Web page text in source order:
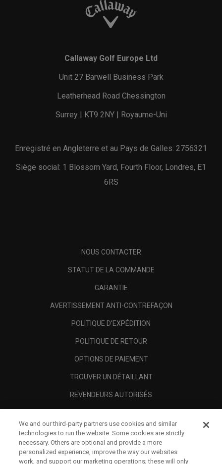
Callaway Golf Europe Ltd
Unit 27 Barwell Business Park
Leatherhead Road Chessington
Surrey | KT9 2NY | Royaume-Uni
Enregistré en Angleterre et au Pays de Galles: 2756321
Siège social: 1 Blossom Yard, Fourth Floor, Londres, E1
6RS
NOUS CONTACTER
STATUT DE LA COMMANDE
GARANTIE
AVERTISSEMENT ANTI-CONTREFAÇON
POLITIQUE D'EXPÉDITION
POLITIQUE DE RETOUR
OPTIONS DE PAIEMENT
TROUVER UN DÉTAILLANT
REVENDEURS AUTORISÉS
A PROPOS
MENTIONS LÉGALES
We and our third-party partners use cookies and similar
technologies to run the website. Some cookies are strictly
necessary. Others are optional and provide a more
personalized experience, improve the way our websites
work, and support our marketing operations; these will only